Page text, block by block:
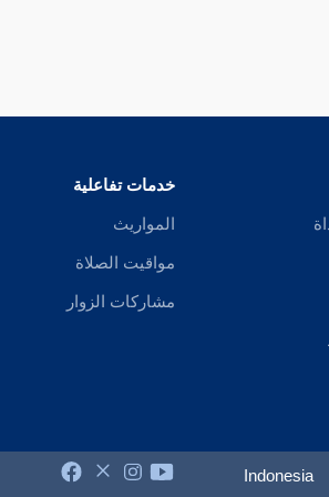
خدمات تفاعلية
المواريث
مواقيت الصلاة
مشاركات الزوار
Indonesia